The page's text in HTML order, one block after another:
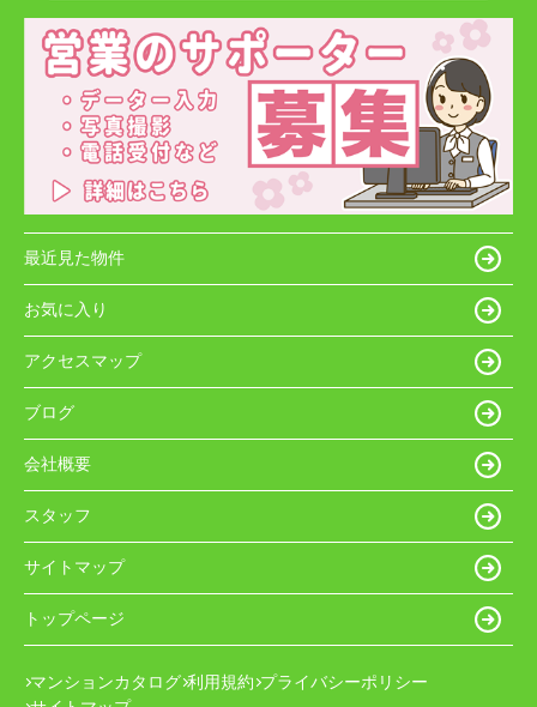
最近見た物件
お気に入り
アクセスマップ
ブログ
会社概要
スタッフ
サイトマップ
トップページ
マンションカタログ 利用規約 プライバシーポリシー